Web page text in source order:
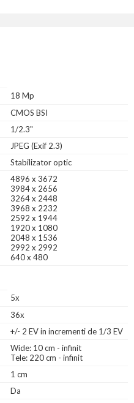
18 Mp
CMOS BSI
1/2.3"
JPEG (Exif 2.3)
Stabilizator optic
4896 x 3672
3984 x 2656
3264 x 2448
3968 x 2232
2592 x 1944
1920 x 1080
2048 x 1536
2992 x 2992
640 x 480
5x
36x
+/- 2 EV in incrementi de 1/3 EV
Wide: 10 cm - infinit
Tele: 220 cm - infinit
1 cm
Da